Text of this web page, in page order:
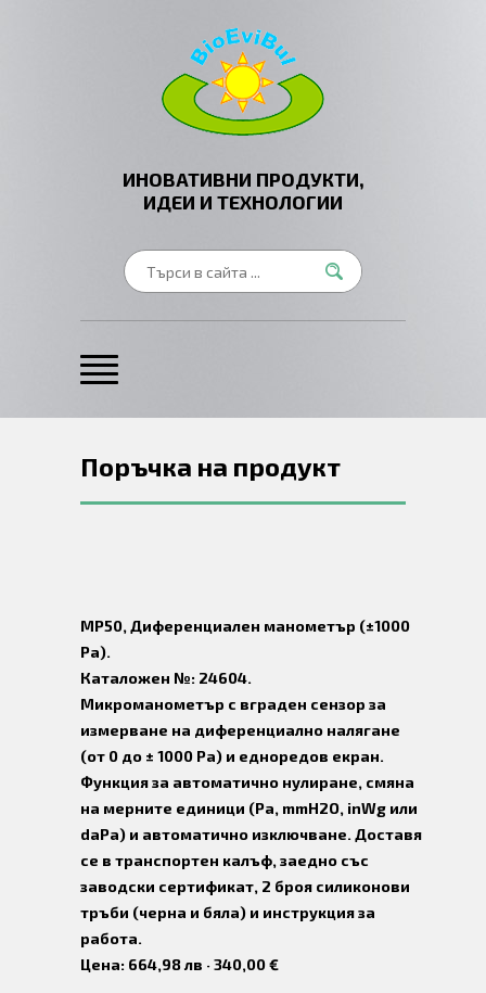
ИНОВАТИВНИ ПРОДУКТИ,
ИДЕИ И ТЕХНОЛОГИИ
Поръчка на продукт
MP50, Диференциален манометър (±1000
Ра).
Каталожен №: 24604.
Микроманометър с вграден сензор за
измерване на диференциално налягане
(от 0 до ± 1000 Pa) и едноредов екран.
Функция за автоматично нулиране, смяна
на мерните единици (Pa, mmH2O, inWg или
daPa) и автоматично изключване. Доставя
се в транспортен калъф, заедно със
заводски сертификат, 2 броя силиконови
тръби (черна и бяла) и инструкция за
работа.
Цена: 664,98 лв · 340,00 €